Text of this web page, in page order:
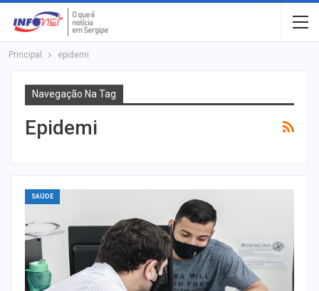
Principal epidemi
Navegação Na Tag
Epidemi
SAÚDE